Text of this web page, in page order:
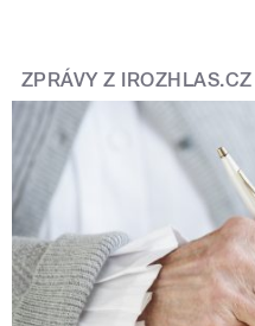
ZPRÁVY Z IROZHLAS.CZ